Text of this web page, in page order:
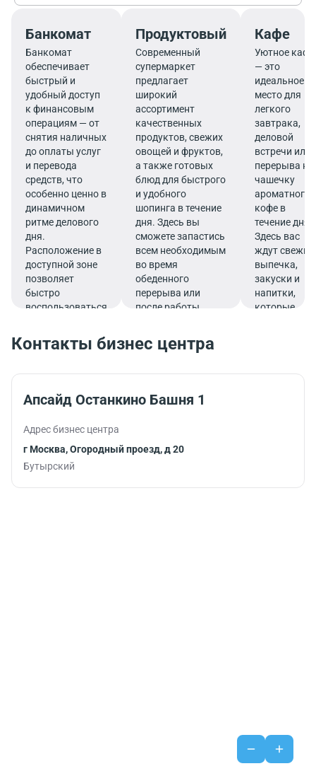
Банкомат
Банкомат
обеспечивает
быстрый и
удобный доступ
к финансовым
операциям — от
снятия наличных
до оплаты услуг
и перевода
средств, что
особенно ценно в
динамичном
ритме делового
дня.
Расположение в
доступной зоне
позволяет
быстро
воспользоваться
Продуктовый
Современный
супермаркет
предлагает
широкий
ассортимент
качественных
продуктов, свежих
овощей и фруктов,
а также готовых
блюд для быстрого
и удобного
шопинга в течение
дня. Здесь вы
сможете запастись
всем необходимым
во время
обеденного
перерыва или
после работы.
Кафе
Уютное кафе
— это
идеальное
место для
легкого
завтрака,
деловой
встречи или
перерыва на
чашечку
ароматного
кофе в
течение дня.
Здесь вас
ждут свежие
выпечка,
закуски и
напитки,
которые
продуктивно
Контакты бизнес центра
Апсайд Останкино Башня 1
Адрес бизнес центра
г Москва, Огородный проезд, д 20
Бутырский